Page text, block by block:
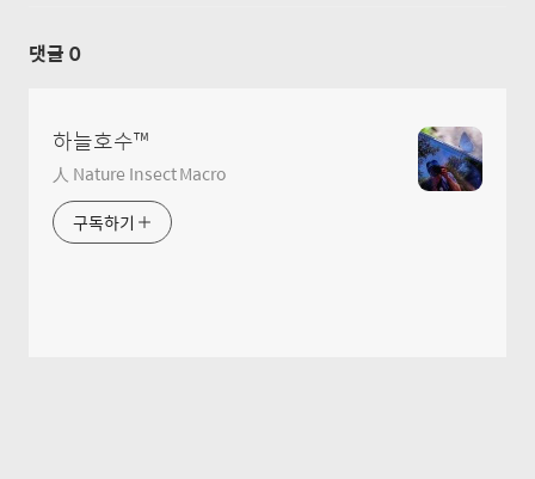
댓글 0
하늘호수™
人 Nature Insect Macro
구독하기